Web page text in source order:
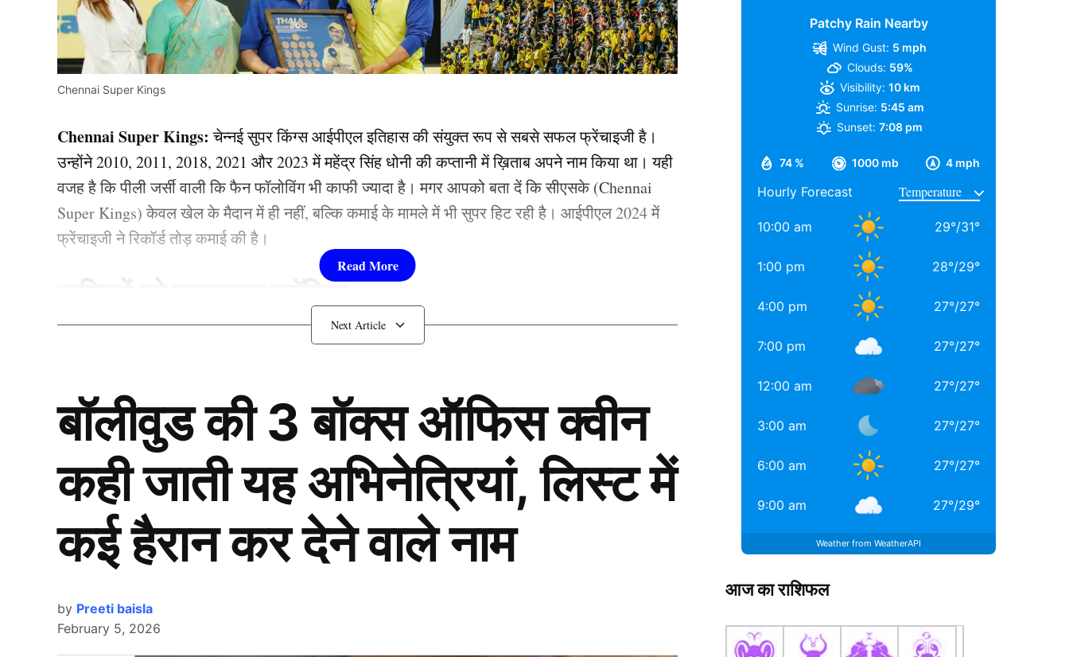
Chennai Super Kings
Chennai Super Kings: चेन्नई सुपर किंग्स आईपीएल इतिहास की संयुक्त रूप से सबसे सफल फ्रेंचाइजी है।
उन्होंने 2010, 2011, 2018, 2021 और 2023 में महेंद्र सिंह धोनी की कप्तानी में ख़िताब अपने नाम किया था। यही
वजह है कि पीली जर्सी वाली कि फैन फॉलोविंग भी काफी ज्यादा है। मगर आपको बता दें कि सीएसके (Chennai
Super Kings) केवल खेल के मैदान में ही नहीं, बल्कि कमाई के मामले में भी सुपर हिट रही है। आईपीएल 2024 में
फ्रेंचाइजी ने रिकॉर्ड तोड़ कमाई की है।
मालिकों को जबरदस्त प्रॉफिट
बॉलीवुड की 3 बॉक्स ऑफिस क्वीन
कही जाती यह अभिनेत्रियां, लिस्ट में
कई हैरान कर देने वाले नाम
by Preeti baisla
February 5, 2026
Patchy Rain Nearby
74 % 1000 mb 4 mph
Wind Gust: 5 mph
Clouds: 59%
Visibility: 10 km
Sunrise: 5:45 am
Sunset: 7:08 pm
Hourly Forecast
10:00 am 29°/31°
1:00 pm 28°/29°
4:00 pm 27°/27°
7:00 pm 27°/27°
12:00 am 27°/27°
3:00 am 27°/27°
6:00 am 27°/27°
9:00 am 27°/29°
Weather from WeatherAPI
आज का राशिफल